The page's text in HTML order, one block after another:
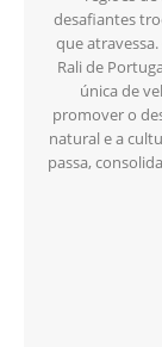
desafiantes
que
Rali de
única de
promover o
natural e a
passa,